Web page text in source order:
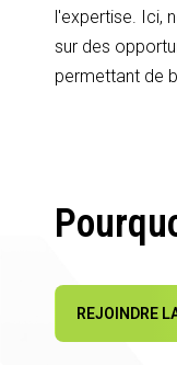
l'expertise. Ici,
sur des
permettant de
REJOINDRE